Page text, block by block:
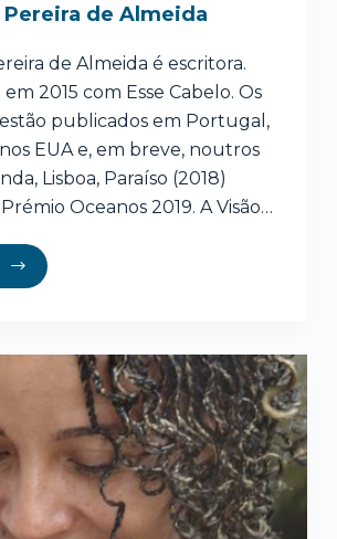
de Almeida
de Almeida é escritora.
2015 com Esse Cabelo. Os
publicados em Portugal,
EUA e, em breve, noutros
Lisboa, Paraíso (2018)
Oceanos 2019. A Visão…